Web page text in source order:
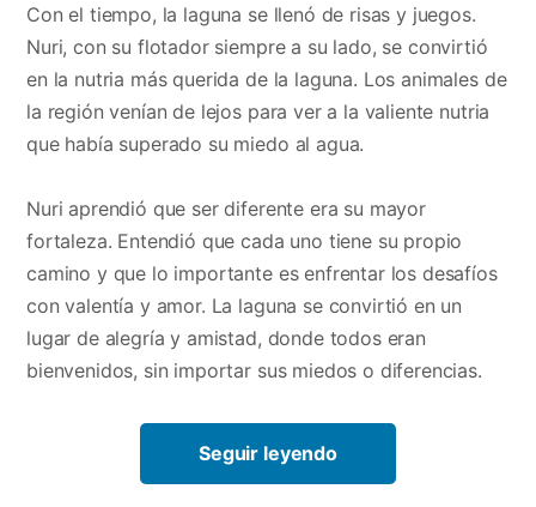
Con el tiempo, la laguna se llenó de risas y juegos.
Nuri, con su flotador siempre a su lado, se convirtió
en la nutria más querida de la laguna. Los animales de
la región venían de lejos para ver a la valiente nutria
que había superado su miedo al agua.
Nuri aprendió que ser diferente era su mayor
fortaleza. Entendió que cada uno tiene su propio
camino y que lo importante es enfrentar los desafíos
con valentía y amor. La laguna se convirtió en un
lugar de alegría y amistad, donde todos eran
bienvenidos, sin importar sus miedos o diferencias.
Seguir leyendo